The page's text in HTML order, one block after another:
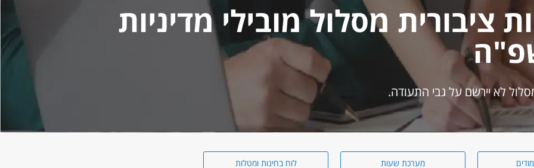
ציבורית מסלול מובילי מדיניות
מערכת שעות לוח בחינות ומטלות